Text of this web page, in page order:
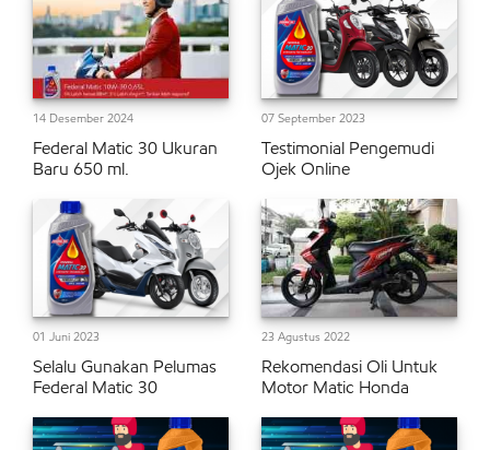
14 Desember 2024
Federal Matic 30 Ukuran
Baru 650 ml.
07 September 2023
Testimonial Pengemudi
Ojek Online
01 Juni 2023
Selalu Gunakan Pelumas
Federal Matic 30
23 Agustus 2022
Rekomendasi Oli Untuk
Motor Matic Honda